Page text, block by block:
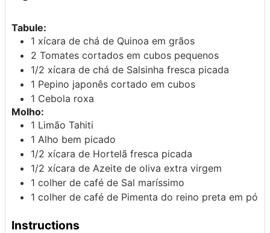
Tabule:
1 xícara de chá de Quinoa em grãos
2 Tomates cortados em cubos pequenos
1/2 xícara de chá de Salsinha fresca picada
1 Pepino japonês cortado em cubos
1 Cebola roxa
Molho:
1 Limão Tahiti
1 Alho bem picado
1/2 xícara de Hortelã fresca picada
1/2 xícara de Azeite de oliva extra virgem
1 colher de café de Sal maríssimo
1 colher de café de Pimenta do reino preta em pó
Instructions